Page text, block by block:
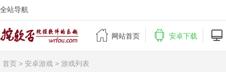
全站导航
 网站首页  安卓下载 
首页 > 安卓游戏 > 游戏列表